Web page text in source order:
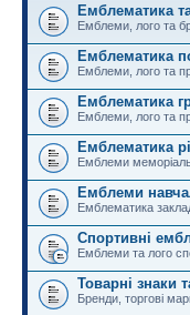
Емблематика
Емблеми, лого та
Емблематика
Емблеми, лого та
Емблематика
Емблеми, лого та
Емблематика
Емблеми
Емблеми
Емблематика
Спортивні
Емблеми та лого
Товарні знаки
Бренди, торгові